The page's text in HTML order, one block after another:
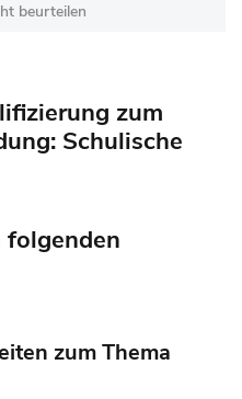
beurteilen
zum
Schulische
zum Thema